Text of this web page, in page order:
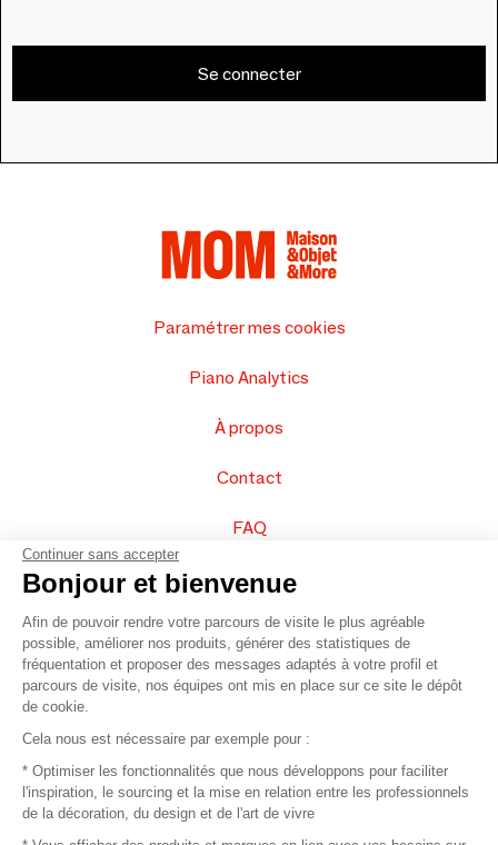
Se connecter
Paramétrer mes cookies
Piano Analytics
À propos
Contact
FAQ
Vendez vos produits
Plan du site
© 2016 –Organisation SAFI
Recrutement
Continuer sans accepter
Bonjour et bienvenue
Afin de pouvoir rendre votre parcours de visite le plus agréable
possible, améliorer nos produits, générer des statistiques de
fréquentation et proposer des messages adaptés à votre profil et
parcours de visite, nos équipes ont mis en place sur ce site le dépôt
de cookie.
Cela nous est nécessaire par exemple pour :
* Optimiser les fonctionnalités que nous développons pour faciliter
l'inspiration, le sourcing et la mise en relation entre les professionnels
de la décoration, du design et de l'art de vivre